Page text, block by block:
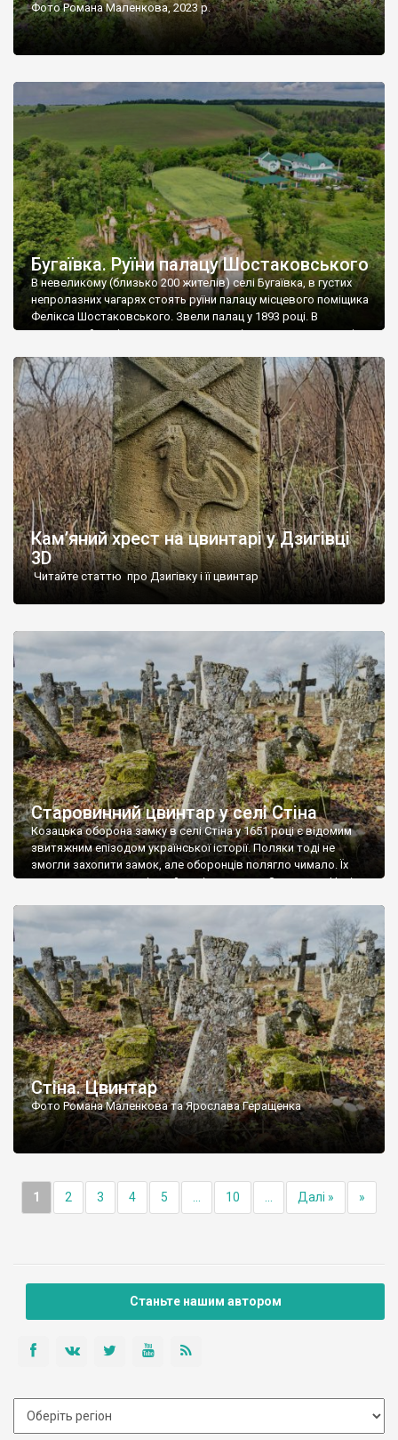
Фото Романа Маленкова, 2023 р.
Бугаївка. Руїни палацу Шостаковського
В невеликому (близько 200 жителів) селі Бугаївка, в густих
непролазних чагарях стоять руїни палацу місцевого поміщика
Фелікса Шостаковського. Звели палац у 1893 році. В
радянський період у ньому спочатку містилася школа, потім
століття тут розмістили туберкульозну лікарню. Коли із
палацу виїхала лікарня – ми точно не […]
Кам’яний хрест на цвинтарі у Дзигівці
3D
Читайте статтю про Дзигівку і її цвинтар
Старовинний цвинтар у селі Стіна
Козацька оборона замку в селі Стіна у 1651 році є відомим
звитяжним епізодом української історії. Поляки тоді не
змогли захопити замок, але оборонців полягло чимало. Їх
поховали на цвинтарі, який тоді називався Замковим. Нині на
ньому чимало хрестів 19 століття, є такі, де епітафії стер […]
Стіна. Цвинтар
Фото Романа Маленкова та Ярослава Геращенка
1 2 3 4 5 10 Далі » »
Станьте нашим автором